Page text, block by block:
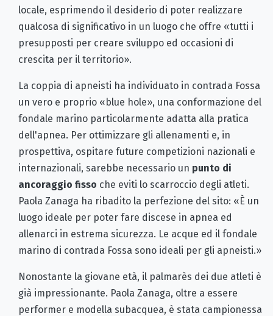
locale, esprimendo il desiderio di poter realizzare
qualcosa di significativo in un luogo che offre «tutti i
presupposti per creare sviluppo ed occasioni di
crescita per il territorio».
La coppia di apneisti ha individuato in contrada Fossa
un vero e proprio «blue hole», una conformazione del
fondale marino particolarmente adatta alla pratica
dell'apnea. Per ottimizzare gli allenamenti e, in
prospettiva, ospitare future competizioni nazionali e
internazionali, sarebbe necessario un punto di
ancoraggio fisso che eviti lo scarroccio degli atleti.
Paola Zanaga ha ribadito la perfezione del sito: «È un
luogo ideale per poter fare discese in apnea ed
allenarci in estrema sicurezza. Le acque ed il fondale
marino di contrada Fossa sono ideali per gli apneisti.»
Nonostante la giovane età, il palmarès dei due atleti è
già impressionante. Paola Zanaga, oltre a essere
performer e modella subacquea, è stata campionessa